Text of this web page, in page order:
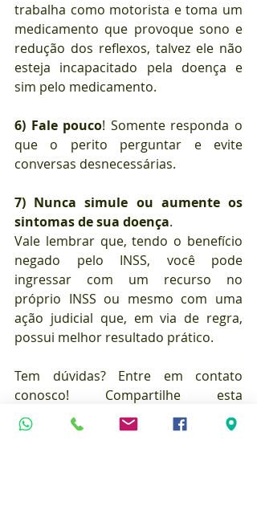
trabalha como motorista e toma um
medicamento que provoque sono e
redução dos reflexos, talvez ele não
esteja incapacitado pela doença e
sim pelo medicamento.
6) Fale pouco! Somente responda o
que o perito perguntar e evite
conversas desnecessárias.
7) Nunca simule ou aumente os
sintomas de sua doença.
Vale lembrar que, tendo o benefício
negado pelo INSS, você pode
ingressar com um recurso no
próprio INSS ou mesmo com uma
ação judicial que, em via de regra,
possui melhor resultado prático.
Tem dúvidas? Entre em contato
conosco! Compartilhe esta
informação com um amigo!